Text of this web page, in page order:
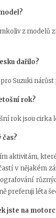
z modelů
dařilo?
Suzuki
rok?
rok jsou
aktivitám,
v nějakém
preferuji léta
jste na